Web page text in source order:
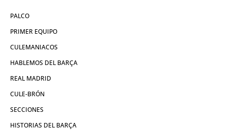
PALCO
PRIMER EQUIPO
CULEMANIACOS
HABLEMOS DEL BARÇA
REAL MADRID
CULE-BRÓN
SECCIONES
HISTORIAS DEL BARÇA